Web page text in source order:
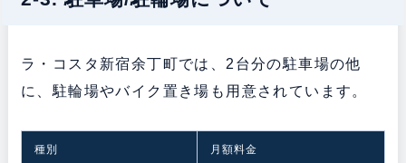
ラ・コスタ新宿余丁町では、2台分の駐車場の他
に、駐輪場やバイク置き場も用意されています。
種別 月額料金